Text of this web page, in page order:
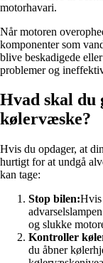
motorhavari.
Når motoren
komponenter som
blive beskadigede
problemer og
Hvad skal du
kølervæske?
Hvis du opdager, at
hurtigt for at undgå
kan tage:
Stop bilen:Hvis
og slukke
Kontroller
du åbner